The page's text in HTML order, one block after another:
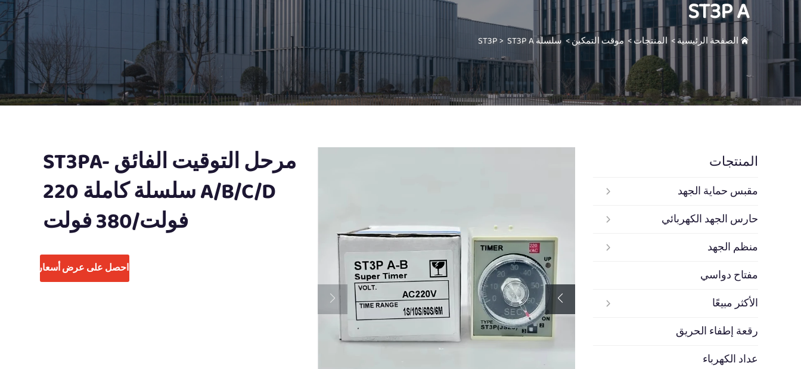
ST3P A
الصفحة الرئيسية> المنتجات> موقت التمكين> سلسلة ST3P > ST3P A
المنتجات
مقبس حماية الجهد
حارس الجهد الكهربائي
منظم الجهد
مفتاح دواسي
الأكثر مبيعًا
رقعة إطفاء الحريق
عداد الكهرباء
مرحل التوقيت الفائق ST3PA-
A/B/C/D سلسلة كاملة 220
فولت/380 فولت
احصل على عرض أسعار